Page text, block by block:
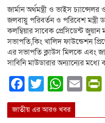
জার্মান অর্থমন্ত্রী ও ভাইস
জলবায়ু পরিবর্তন ও পরিবেশ
কলম্বিয়ার সাবেক প্রেসিডেন্ট
সভাপতি,কিং খালিদ ফাউন্ডেশন
এর সভাপতি ক্লাউস মিলকে এবং
সাবিনি মাউডারার অন্যান্যের মধ্যে
Facebook
Twitter
জাতীয় এর আরও খবর